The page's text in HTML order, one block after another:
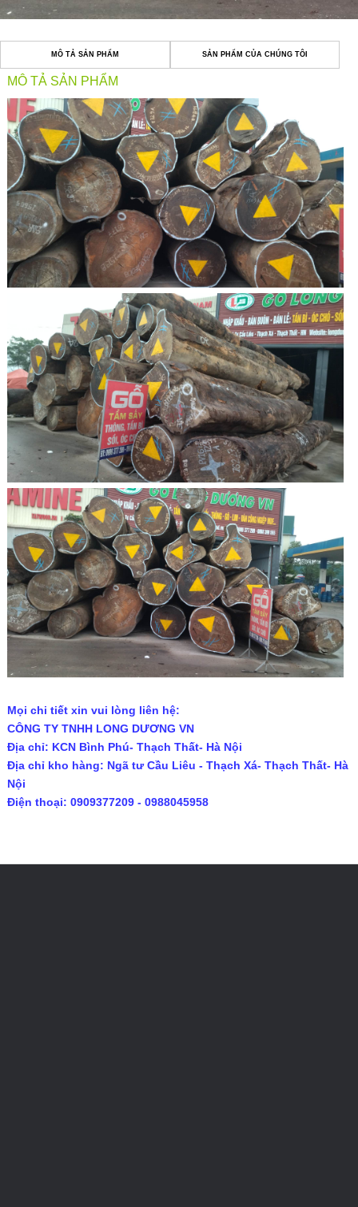
MÔ TẢ SẢN PHẨM SẢN PHẨM CỦA CHÚNG TÔI
MÔ TẢ SẢN PHẨM
Mọi chi tiết xin vui lòng liên hệ:
CÔNG TY TNHH LONG DƯƠNG VN
Địa chỉ: KCN Bình Phú- Thạch Thất- Hà Nội
Địa chỉ kho hàng: Ngã tư Cầu Liêu - Thạch Xá- Thạch Thất- Hà
Nội
Điện thoại: 0909377209 - 0988045958